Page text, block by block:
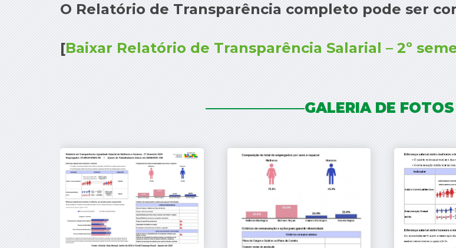
O Relatório de Transparência completo pode ser
[Baixar Relatório de Transparência Salarial – 2º
GALERIA DE FOTOS